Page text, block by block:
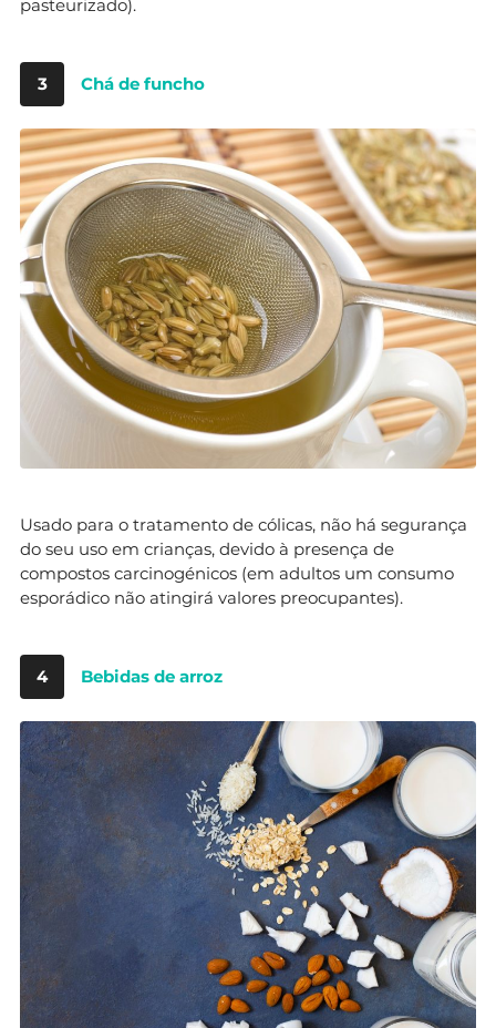
pasteurizado).
3 Chá de funcho
Usado para o tratamento de cólicas, não há segurança
do seu uso em crianças, devido à presença de
compostos carcinogénicos (em adultos um consumo
esporádico não atingirá valores preocupantes).
4 Bebidas de arroz